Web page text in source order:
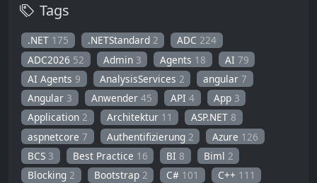
Tags
.NET 175 .NETStandard 2 ADC224
ADC2026 52 Admin 3 Agents 18 AI 79
AI Agents 9 AnalysisServices 2 angular7
Angular 3 Anwender 45 API4 App 3
Application2 Architektur 11 ASP.NET 8
aspnetcore7 Authentifizierung 2 Azure 126
BCS 3 Best Practice 16 BI 8 Biml 2
Blocking2 Bootstrap 2 C# 101 C++ 111